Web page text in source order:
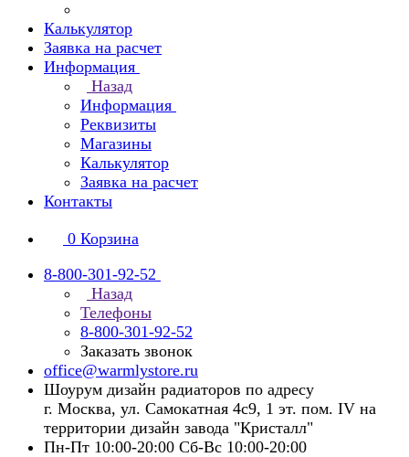
Калькулятор
Заявка на расчет
Информация
Назад
Информация
Реквизиты
Магазины
Калькулятор
Заявка на расчет
Контакты
0 Корзина
8-800-301-92-52
Назад
Телефоны
8-800-301-92-52
Заказать звонок
office@warmlystore.ru
Шоурум дизайн радиаторов по адресу
г. Москва, ул. Самокатная 4с9, 1 эт. пом. IV на
территории дизайн завода "Кристалл"
Пн-Пт 10:00-20:00 Сб-Вс 10:00-20:00